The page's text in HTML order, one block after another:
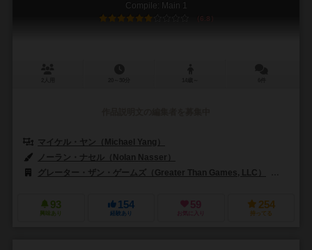
Compile: Main 1
6.8
マイケル・ヤン（Michael Yang）
ノーラン・ナセル（Nolan Nasser）
グレーター・ザン・ゲームズ（Greater Than Games, LLC）
93
興味あり
154
経験あり
59
お気に入り
254
持ってる